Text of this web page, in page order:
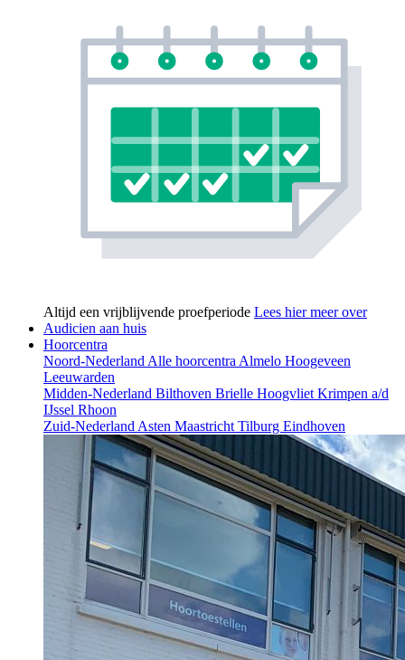
Altijd een vrijblijvende proefperiode Lees hier meer over
Audicien aan huis
Hoorcentra
Noord-Nederland Alle hoorcentra Almelo Hoogeveen
Leeuwarden
Midden-Nederland Bilthoven Brielle Hoogvliet Krimpen a/d
IJssel Rhoon
Zuid-Nederland Asten Maastricht Tilburg Eindhoven